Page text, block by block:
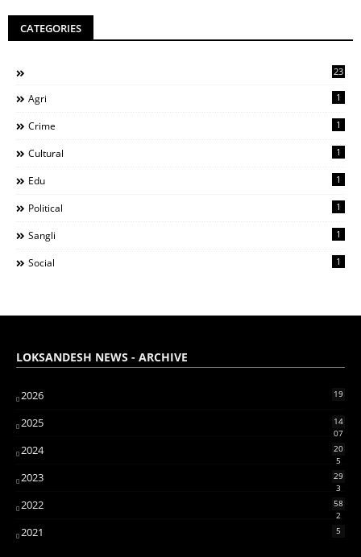
CATEGORIES
23
Agri 1
Crime 1
Cultural 1
Edu 1
Political 1
Sangli 1
Social 1
LOKSANDESH NEWS - ARCHIVE
2026 19
2025
14
07
2024
20
5
2023
29
3
2022
58
2
2021 5